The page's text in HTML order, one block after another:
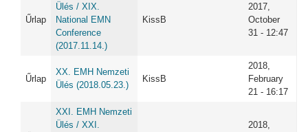
Űrlap
Ülés / XIX.
National EMN
Conference
(2017.11.14.)
KissB
2017,
October
31 - 12:47
Űrlap
XX. EMH Nemzeti
Ülés (2018.05.23.)
KissB
2018,
February
21 - 16:17
XXI. EMH Nemzeti
Ülés / XXI.
2018,